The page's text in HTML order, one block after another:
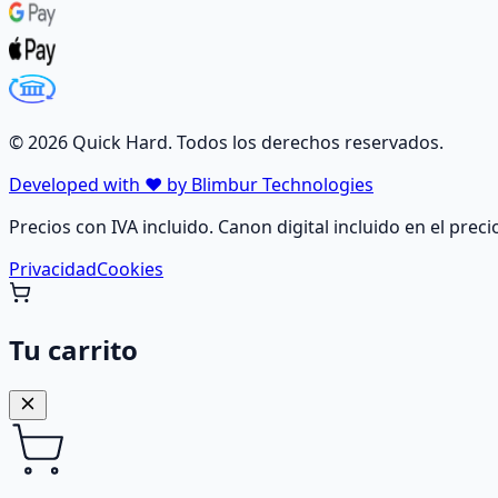
©2026 Quick Hard. Todos los derechos reservados.
Developed with ❤️ by Blimbur Technologies
Precios con IVA incluido. Canon digital incluido en el
PrivacidadCookies
Tu carrito